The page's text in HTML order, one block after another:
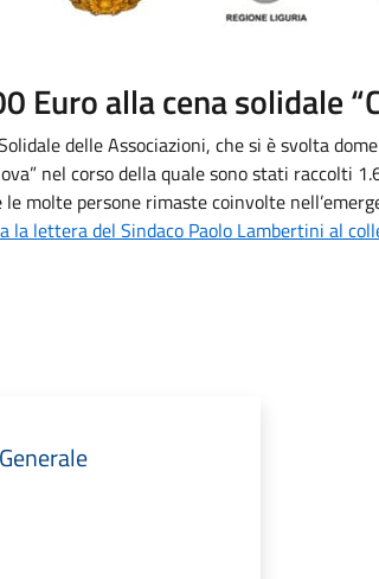
Euro alla cena solidale
delle Associazioni, che si è svolta
nel corso della quale sono stati raccolti
molte persone rimaste coinvolte
la lettera del Sindaco Paolo Lambertini al